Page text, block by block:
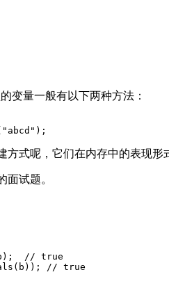
变量一般有以下两种方法：
方式呢，它们在内存中的表现形
面试题。
b);  // true